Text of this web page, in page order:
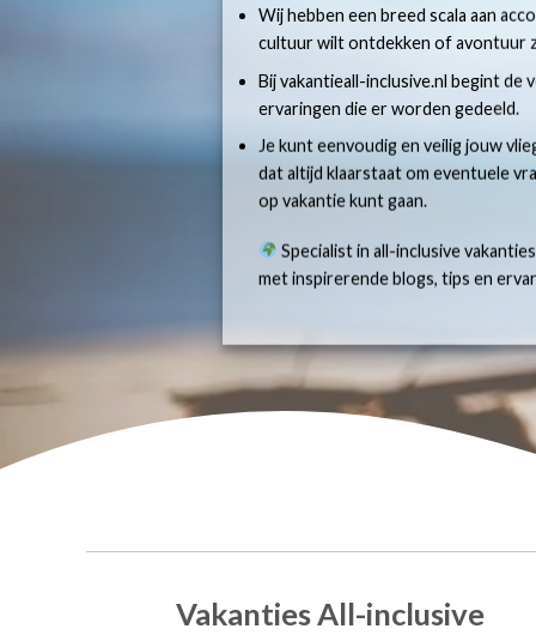
Wij hebben een breed scala aan
cultuur wilt ontdekken of avontuur
Bij vakantieall-inclusive.nl begint
ervaringen die er worden gedeeld.
Je kunt eenvoudig en veilig jouw
dat altijd klaarstaat om eventuele
op vakantie kunt gaan.
Specialist in all-inclusive
met inspirerende blogs, tips en
Vakanties All-inclusive